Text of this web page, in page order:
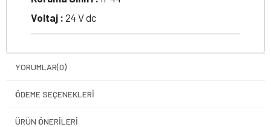
Voltaj : 24 V dc
YORUMLAR(0)
ÖDEME SEÇENEKLERI
ÜRÜN ÖNERILERI